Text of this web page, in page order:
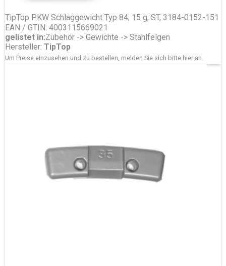
TipTop PKW Schlaggewicht Typ 84, 15 g, ST, 3184-0152-151
EAN / GTIN: 4003115669021
gelistet in:Zubehör -> Gewichte -> Stahlfelgen
Hersteller: TipTop
Um Preise einzusehen und zu bestellen, melden Sie sich bitte hier an.